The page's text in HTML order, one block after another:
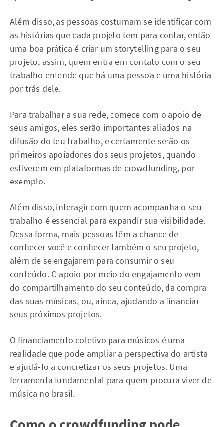
Além disso, as pessoas costumam se identificar com
as histórias que cada projeto tem para contar, então
uma boa prática é criar um storytelling para o seu
projeto, assim, quem entra em contato com o seu
trabalho entende que há uma pessoa e uma história
por trás dele.
Para trabalhar a sua rede, comece com o apoio de
seus amigos, eles serão importantes aliados na
difusão do teu trabalho, e certamente serão os
primeiros apoiadores dos seus projetos, quando
estiverem em plataformas de crowdfunding, por
exemplo.
Além disso, interagir com quem acompanha o seu
trabalho é essencial para expandir sua visibilidade.
Dessa forma, mais pessoas têm a chance de
conhecer você e conhecer também o seu projeto,
além de se engajarem para consumir o seu
conteúdo. O apoio por meio do engajamento vem
do compartilhamento do seu conteúdo, da compra
das suas músicas, ou, ainda, ajudando a financiar
seus próximos projetos.
O financiamento coletivo para músicos é uma
realidade que pode ampliar a perspectiva do artista
e ajudá-lo a concretizar os seus projetos. Uma
ferramenta fundamental para quem procura viver de
música no brasil.